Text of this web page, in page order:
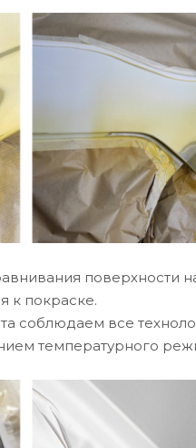
поверхности
к покраске.
соблюдаем все
температурного